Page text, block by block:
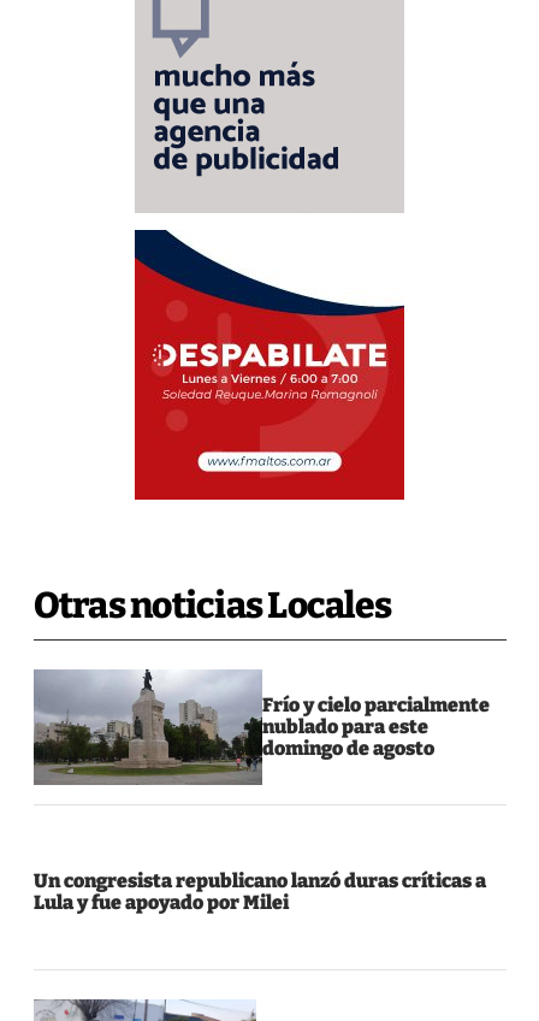
Otras noticias Locales
Frío y cielo parcialmente
nublado para este
domingo de agosto
Un congresista republicano lanzó duras críticas a
Lula y fue apoyado por Milei